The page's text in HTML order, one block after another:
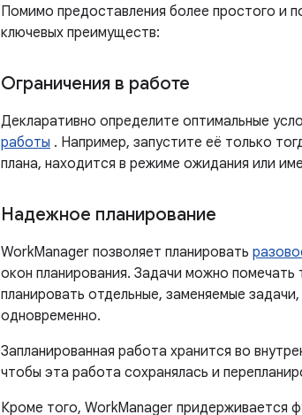
Помимо предоставления более простого и
ключевых преимуществ:
Ограничения в работе
Декларативно определите оптимальные
работы . Например, запустите её только
плана, находится в режиме ожидания или
Надежное планирование
WorkManager позволяет планировать
окон планирования. Задачи можно помечать
планировать отдельные, заменяемые
одновременно.
Запланированная работа хранится во
чтобы эта работа сохранялась и
Кроме того, WorkManager придерживается